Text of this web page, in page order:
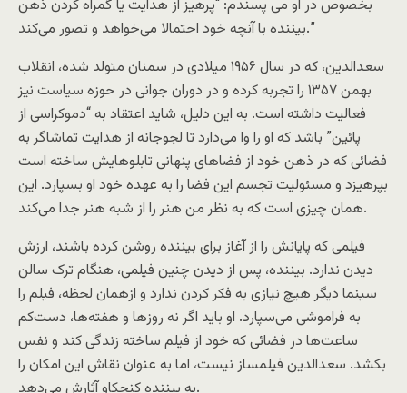
بخصوص در او می پسندم: “پرهيز از هدايت يا گمراه کردن ذهن
بيننده با آنچه خود احتمالا می‌خواهد و تصور می‌کند.”
سعدالدين، که در سال ۱۹۵۶ ميلادی در سمنان متولد شده، انقلاب
بهمن ۱۳۵۷ را تجربه کرده و در دوران جوانی در حوزه سياست نيز
فعاليت داشته است. به اين دليل، شايد اعتقاد به “دموکراسی از
پائين” باشد که او را وا می‌دارد تا لجوجانه از هدايت تماشاگر به
فضائی که در ذهن خود از فضاهای پنهانی تابلوهايش ساخته است
بپرهيزد و مسئوليت تجسم اين فضا را به عهده خود او بسپارد. اين
همان چيزی است که به نظر من هنر را از شبه هنر جدا می‌کند.
فيلمی که پايانش را از آغاز برای بيننده روشن کرده باشند، ارزش
ديدن ندارد. بيننده، پس از ديدن چنين فيلمی، هنگام ترک سالن
سينما ديگر هيچ نيازی به فکر کردن ندارد و ازهمان لحظه، فيلم را
به فراموشی می‌سپارد. او بايد اگر نه روزها و هفته‌ها، دست‌کم
ساعت‌ها در فضائی که خود از فيلم ساخته زندگی کند و نفس
بکشد. سعدالدين فيلمساز نيست، اما به عنوان نقاش اين امکان را